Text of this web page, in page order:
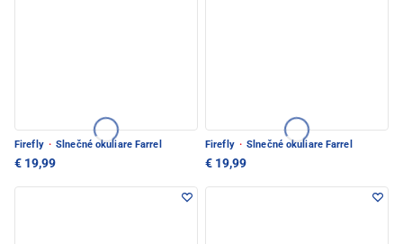
Firefly · Slnečné okuliare Farrel
€ 19,99
Firefly · Slnečné okuliare Farrel
€ 19,99